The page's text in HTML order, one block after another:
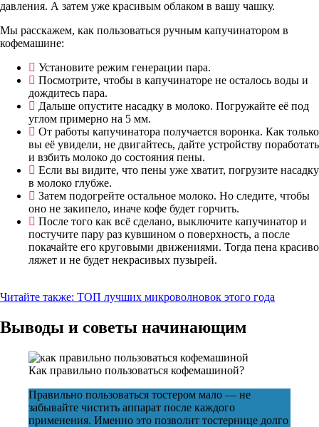
давления. А затем уже красивым облаком в вашу чашку.
Мы расскажем, как пользоваться ручным капучинатором в
кофемашине:
Установите режим генерации пара.
Посмотрите, чтобы в капучинаторе не осталось воды и
дождитесь пара.
Дальше опустите насадку в молоко. Погружайте её под
углом примерно на 5 мм.
От работы капучинатора получается воронка. Как только
вы её увидели, не двигайтесь, дайте устройству поработать
и взбить молоко до состояния пены.
Если вы видите, что пены уже хватит, погрузите насадку
в молоко глубже.
Затем подогрейте остальное молоко. Но следите, чтобы
оно не закипело, иначе кофе будет горчить.
После того как всё сделано, выключите капучинатор и
постучите пару раз кувшином о поверхность, а после
покачайте его круговыми движениями. Тогда пена красиво
ляжет и не будет некрасивых пузырей.
Читайте также: ТОП лучших микроволновок этого года
Выводы и советы начинающим
Как правильно пользоваться кофемашиной?
Правильно пользоваться тостером мало — не
забывайте чистить аппарат после каждого
применения. Именно это позволит тостернице долго